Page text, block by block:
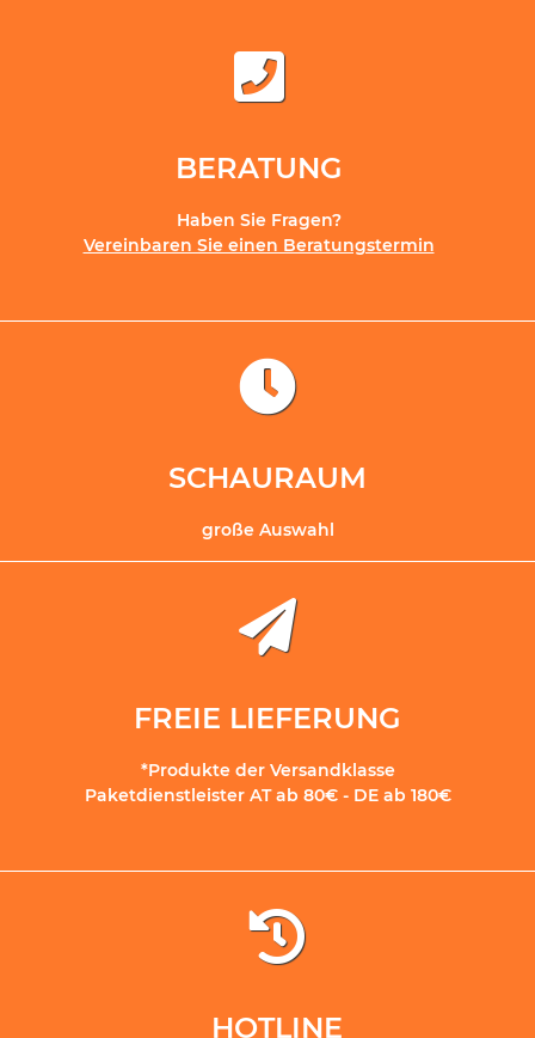
BERATUNG
Haben Sie Fragen?
Vereinbaren Sie einen Beratungstermin
SCHAURAUM
große Auswahl
FREIE LIEFERUNG
*Produkte der Versandklasse
Paketdienstleister AT ab 80€ - DE ab 180€
HOTLINE